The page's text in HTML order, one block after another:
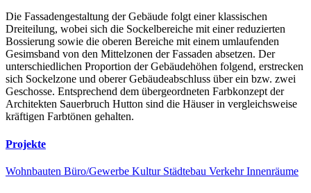
Die Fassadengestaltung der Gebäude folgt einer klassischen
Dreiteilung, wobei sich die Sockelbereiche mit einer reduzierten
Bossierung sowie die oberen Bereiche mit einem umlaufenden
Gesimsband von den Mittelzonen der Fassaden absetzen. Der
unterschiedlichen Proportion der Gebäudehöhen folgend, erstrecken
sich Sockelzone und oberer Gebäudeabschluss über ein bzw. zwei
Geschosse. Entsprechend dem übergeordneten Farbkonzept der
Architekten Sauerbruch Hutton sind die Häuser in vergleichsweise
kräftigen Farbtönen gehalten.
Projekte
Wohnbauten Büro/Gewerbe Kultur Städtebau VerkehrInnenräume